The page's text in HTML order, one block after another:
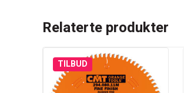
Relaterte produkter
TILBUD